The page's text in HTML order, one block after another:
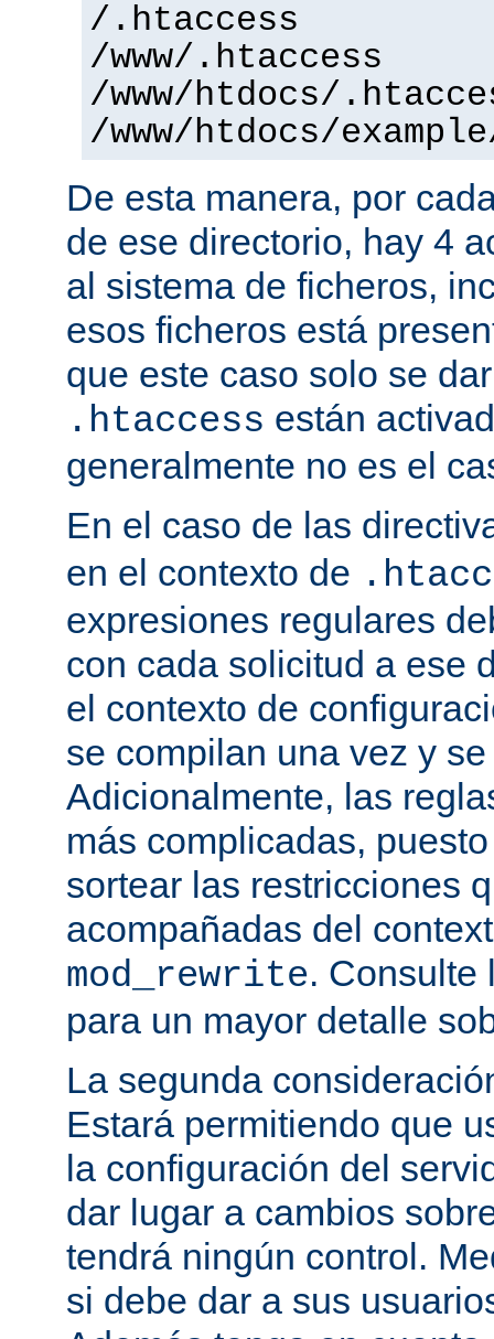
/.htaccess
/www/.htaccess
/www/htdocs/
/www/htdocs/
De esta manera, por
de ese directorio, hay 4
al sistema de ficheros,
esos ficheros está
que este caso solo se
.htaccess están
generalmente no es el
En el caso de las
en el contexto de
expresiones regulares
con cada solicitud a ese
el contexto de
se compilan una vez y
Adicionalmente, las
más complicadas,
sortear las restricciones
acompañadas del
mod_rewrite.
para un mayor detalle
La segunda
Estará permitiendo que
la configuración del
dar lugar a cambios
tendrá ningún control.
si debe dar a sus